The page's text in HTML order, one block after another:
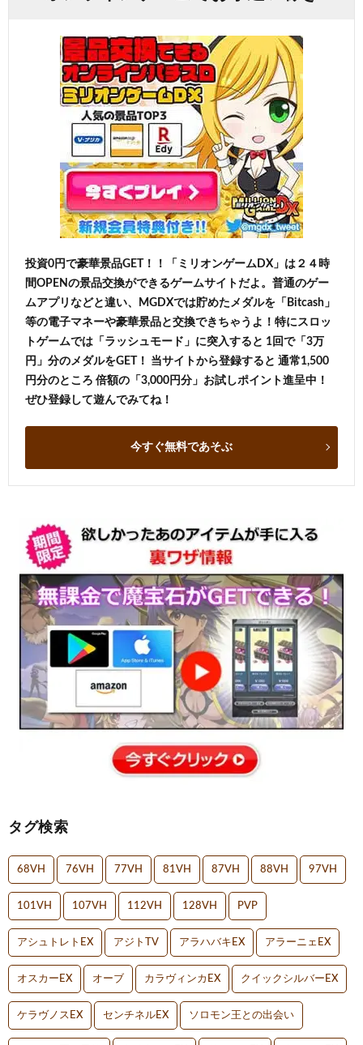
投資0円で豪華景品GET！！「ミリオンゲームDX」は２４時
間OPENの景品交換ができるゲームサイトだよ。普通のゲー
ムアプリなどと違い、MGDXでは貯めたメダルを「Bitcash」
等の電子マネーや豪華景品と交換できちゃうよ！特にスロッ
トゲームでは「ラッシュモード」に突入すると 1回で「3万
円」分のメダルをGET！ 当サイトから登録すると 通常1,500
円分のところ 倍額の「3,000円分」お試しポイント進呈中！
ぜひ登録して遊んでみてね！
今すぐ無料であそぶ
タグ検索
68VH 76VH 77VH 81VH 87VH 88VH 97VH
101VH 107VH 112VH 128VH PVP
アシュトレトEX アジトTV アラハバキEX アラーニェEX
オスカーEX オーブ カラヴィンカEX クイックシルバーEX
ケラヴノスEX センチネルEX ソロモン王との出会い